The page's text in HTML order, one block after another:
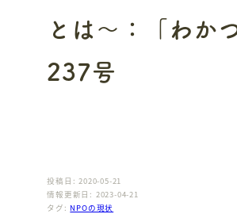
とは～：「わか
237号
投稿日: 2020-05-21
情報更新日: 2023-04-21
タグ: NPOの現状